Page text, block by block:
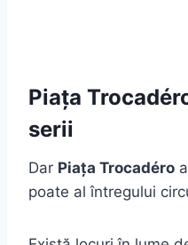
Piața
serii
Dar Piața Trocadéro
poate al întregului